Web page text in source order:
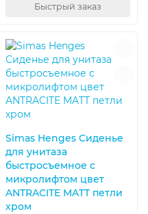
Быстрый заказ
Simas Henges Сиденье
для унитаза
быстросъемное с
микролифтом цвет
ANTRACITE MATT петли
хром